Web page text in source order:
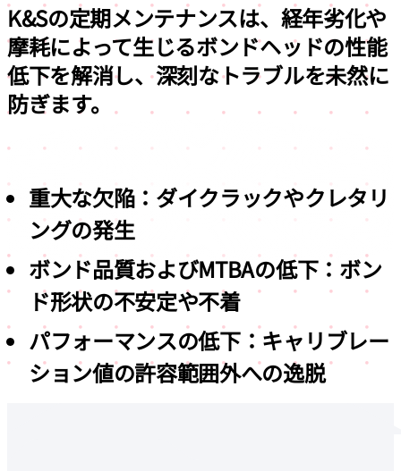
K&Sの定期メンテナンスは、 経年劣化や
摩耗によって生じるボンドヘッドの性能
低下を解消し、深刻なトラブルを未然に
防ぎます。
重大な欠陥：ダイクラックやクレタリ
ングの発生
ボンド品質およびMTBAの低下：ボン
ド形状の不安定や不着
パフォーマンスの低下：キャリブレー
ション値の許容範囲外への逸脱